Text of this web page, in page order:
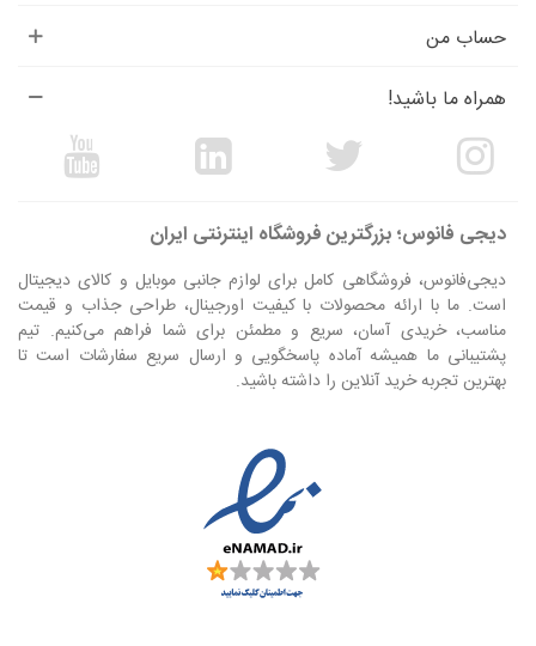
حساب من
همراه ما باشید!
دیجی فانوس؛ بزرگترین فروشگاه اینترنتی ایران
دیجی‌فانوس، فروشگاهی کامل برای لوازم جانبی موبایل و کالای دیجیتال
است. ما با ارائه محصولات با کیفیت اورجینال، طراحی جذاب و قیمت
مناسب، خریدی آسان، سریع و مطمئن برای شما فراهم می‌کنیم. تیم
پشتیبانی ما همیشه آماده پاسخگویی و ارسال سریع سفارشات است تا
بهترین تجربه خرید آنلاین را داشته باشید.